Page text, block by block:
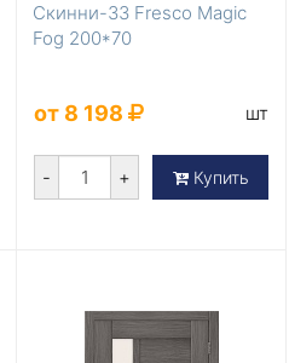
Скинни-33 Fresco Magic
Fog 200*70
от 8 198 шт
- + Купить